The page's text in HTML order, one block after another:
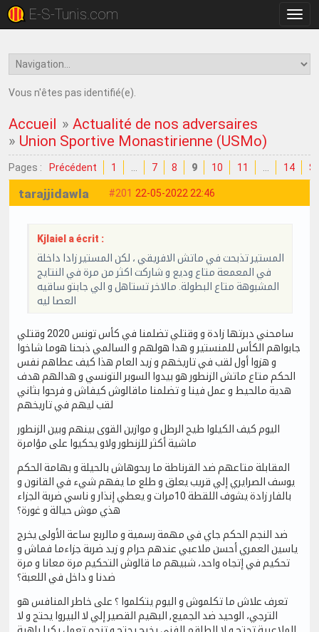
la
E-S-Tunis.com
Vous n'êtes pas identifié(e).
Accueil »Actualité de nos adversaires
» Union Sportive Monastirienne (USMo)
Pages : Précédent 1 7 8 9 10 11 14
#201 22-05-2022 22:46
tarajjidawla
Kjlaiel a écrit :
المستير تذبحت في ماتش الافريقي ، لكن المستير زادا داخلة
في المعمعة متاع وديع و شاركت اكثر من مرة في النتايج
المشبوهة متاع البطولة. مالاخر تستاهل و الي جابتو ساقيه
العصا ليه
سامحني دبرتها زادة و وقتلي تضلمنا في كأس تونس 2020 وقتلي
جابواهم الكأس للمنستير و هدا هولهم و السالمي ذبحنا هوما شاخوا
و هزوا أول لقب في تاريخهم و زيد العام هذا كيف عطاهم نفس
الحكم متاع ماتش الزنطور هو بيدوا السوبر التونسي و هدالهم هدف
هدية مالحيط و عمل فينا و تضلمنا ماقالوش كيفاش و فرحوا بثاني
لقب ليهم في تاريخهم
اليوم كيف الكيلوا طيح الرطل و موازين القوى بينهم وبين الزنطور
ماشية أكثر للزنطور ولاو يحكيوا على مؤامرة
المقابلة متاعهم ضد القرناطة ما ربحوهاش بالحيلة و بهامة الحكم
يوسف الصرايري إلي قريب يعلق و طلع ما يفهم شيء في القانون و
بالفار زادة يشوف اللقطة 10مرات و يعطي إنذار و ناسي ضربة الجزاء
هذي موش حيالة و غورة؟
ضد النجم الحكم جاي في مهمة رسمية و مالربع ساعة الأولى يخرج
ياسين العمري أحسن ملاعبي عندهم حرام و زيد ضربة جزاءما فماش و
تحكيم في إتجاه واحد، شبيهم ما قالوش التحكيم مرة معانا و مرة
ضدنا و داخل في اللعبة؟
تعرف علاش ما تكلموش و اليوم يتكلموا ؟ على خاطر المنافس هو
الترجي، الوحيد ضد الجميع, البهيم القصير إلي لا البيروا يحتج و لا
الملاعبية تحتج و لا الطاقم الفني يخرج يحتج و تنجم تعمل يكيا باهية